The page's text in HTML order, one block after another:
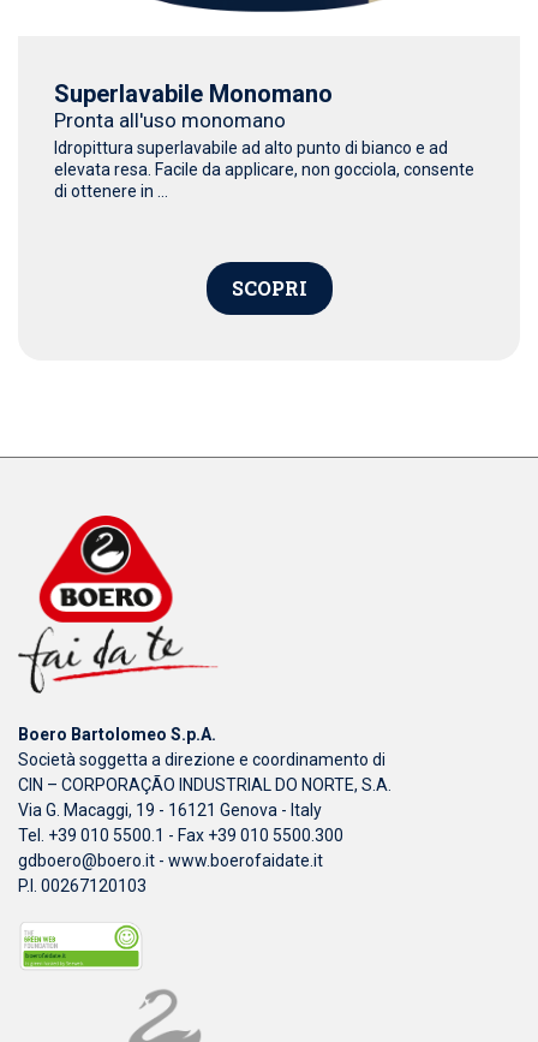
Superlavabile Monomano
Pronta all'uso monomano
Idropittura superlavabile ad alto punto di bianco e ad
elevata resa. Facile da applicare, non gocciola, consente
di ottenere in ...
SCOPRI
Boero Bartolomeo S.p.A.
Società soggetta a direzione e coordinamento di
CIN – CORPORAÇÃO INDUSTRIAL DO NORTE, S.A.
Via G. Macaggi, 19 - 16121 Genova - Italy
Tel. +39 010 5500.1 - Fax +39 010 5500.300
gdboero@boero.it - www.boerofaidate.it
P.I. 00267120103